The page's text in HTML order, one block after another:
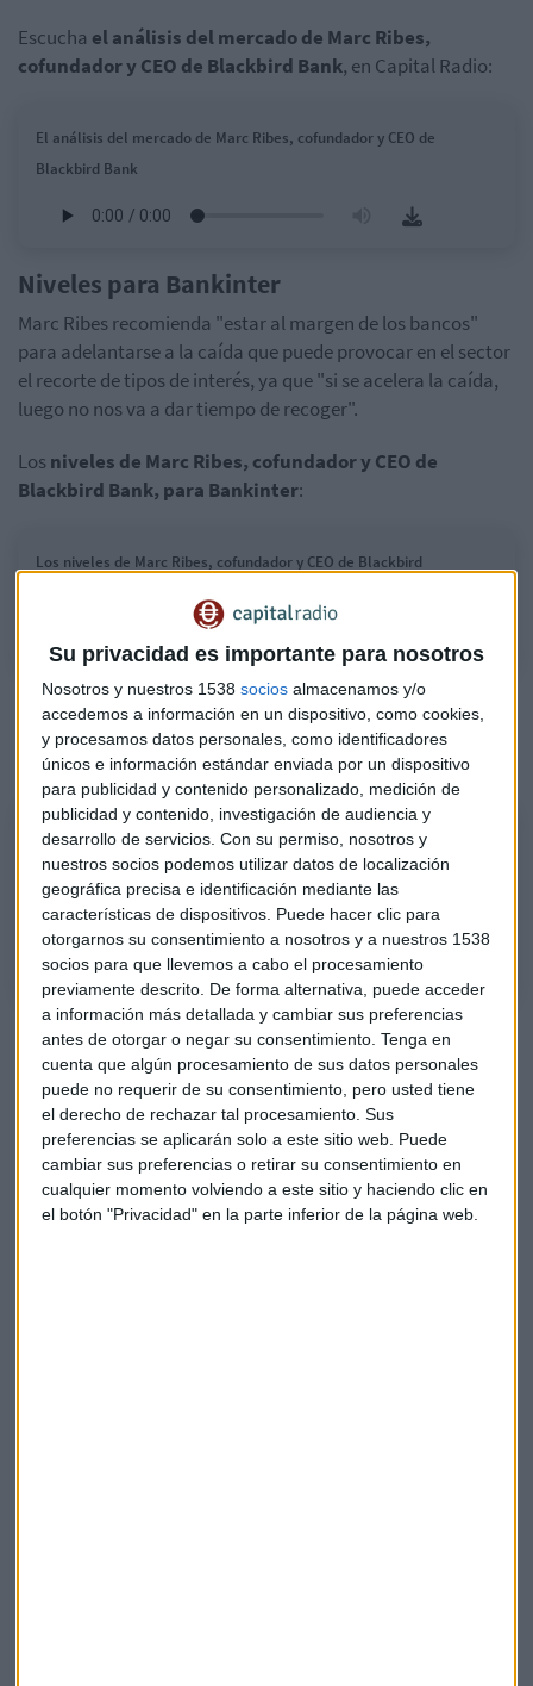
Su privacidad es importante para nosotros
Nosotros y nuestros 1538 socios almacenamos y/o
accedemos a información en un dispositivo, como cookies,
y procesamos datos personales, como identificadores
únicos e información estándar enviada por un dispositivo
para publicidad y contenido personalizado, medición de
publicidad y contenido, investigación de audiencia y
desarrollo de servicios. Con su permiso, nosotros y
nuestros socios podemos utilizar datos de localización
geográfica precisa e identificación mediante las
características de dispositivos. Puede hacer clic para
otorgarnos su consentimiento a nosotros y a nuestros 1538
socios para que llevemos a cabo el procesamiento
previamente descrito. De forma alternativa, puede acceder
a información más detallada y cambiar sus preferencias
antes de otorgar o negar su consentimiento. Tenga en
cuenta que algún procesamiento de sus datos personales
puede no requerir de su consentimiento, pero usted tiene
el derecho de rechazar tal procesamiento. Sus
preferencias se aplicarán solo a este sitio web. Puede
cambiar sus preferencias o retirar su consentimiento en
cualquier momento volviendo a este sitio y haciendo clic en
el botón "Privacidad" en la parte inferior de la página web.
Escucha el análisis del mercado de Marc Ribes,
cofundador y CEO de Blackbird Bank, en Capital Radio:
El análisis del mercado de Marc Ribes, cofundador y CEO de
Blackbird Bank
Niveles para Bankinter
Marc Ribes recomienda "estar al margen de los bancos"
para adelantarse a la caída que puede provocar en el sector
el recorte de tipos de interés, ya que "si se acelera la caída,
luego no nos va a dar tiempo de recoger".
Losniveles de Marc Ribes, cofundador y CEO de
Blackbird Bank, para Bankinter:
Los niveles de Marc Ribes, cofundador y CEO de Blackbird
Escuchael Consultorio de Bolsa de Marc Ribes,
cofundador y CEO de Blackbird Bank, en Mercado
Abierto, con Rocío Arviza:
CONSULTORIO | ¿Punto de entrada para Bankinter? Mejor estar al
margen
Marc Ribes, cofundador y CEO de Blackbird Bank, examina las acciones
de Bankinter, Adidas, Redeia, Technogym, Alibaba, Inditex o IAG